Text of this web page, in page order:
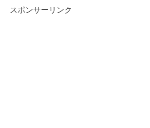
スポンサーリンク